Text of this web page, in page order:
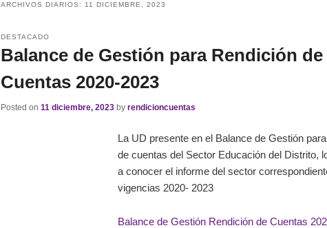
ARCHIVOS DIARIOS: 11 DICIEMBRE, 2023
Balance de Gestión para Rendición de
Cuentas 2020-2023
DESTACADO
Posted on 11 diciembre, 2023 by rendicioncuentas
La UD presente en el Balance de Gestión
de cuentas del Sector Educación del Distrito,
a conocer el informe del sector
vigencias 2020- 2023
Balance de Gestión Rendición de Cuentas